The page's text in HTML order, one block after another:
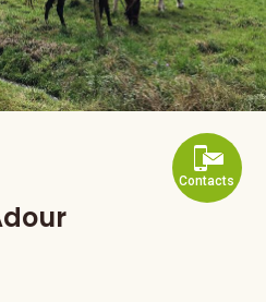
Contacts